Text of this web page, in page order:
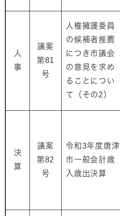
人
事
議案
第81
号
人権擁護委員
の候補者推薦
につき市議会
の意見を求め
ることについ
て（その2）
決
算
議案
第82
号
令和3年度唐津
市一般会計歳
入歳出決算